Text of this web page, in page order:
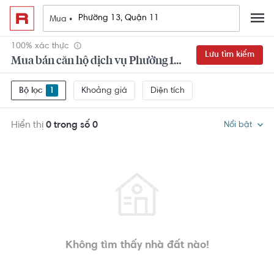
Mua •
100% xác thực
Mua bán căn hộ dịch vụ Phường 13, Quận 11
Lưu tìm kiếm
Bộ lọc 1 Khoảng giá Diện tích
Hiển thị 0 trong số 0 Nổi bật
Không tìm thấy nhà đất nào!